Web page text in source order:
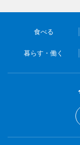
食べる
暮らす・働く